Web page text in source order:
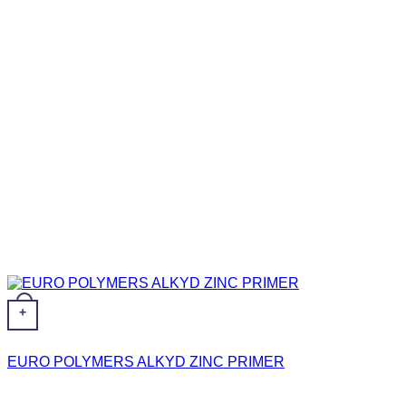
+
EURO POLYMERS ALKYD ZINC PRIMER